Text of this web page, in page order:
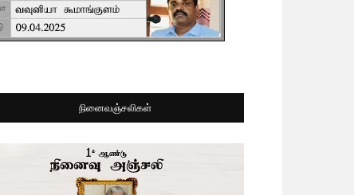
நினைவஞ்சலிகள்